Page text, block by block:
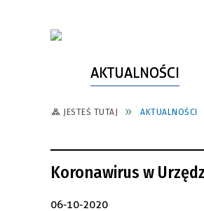
AKTUALNOŚCI
WŁADZE MIASTA
URZĄD STANU
RADA MIEJSKA
INFORMACJE O MIEŚCIE
PARTNERZY, NGO
JEDNOSTKI MIEJSKIE
SPORT
SZLAKI TURYSTYCZNE
ZABYTKI
ZAŁATW SPRAWĘ
BEZPIECZEŃSTWO
ZWIERZĘTA W GMINIE
JESTEŚ TUTAJ AKTUALNOŚCI
Koronawirus w
06-10-2020